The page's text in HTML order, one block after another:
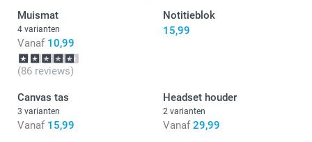
Muismat
4 varianten
Vanaf 10,99
(86 reviews)
Notitieblok
15,99
Canvas tas
3 varianten
Vanaf 15,99
Headset houder
2 varianten
Vanaf 29,99